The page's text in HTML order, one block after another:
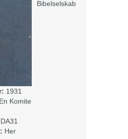
Bibelselskab
1931
En Komite
DA31
Her